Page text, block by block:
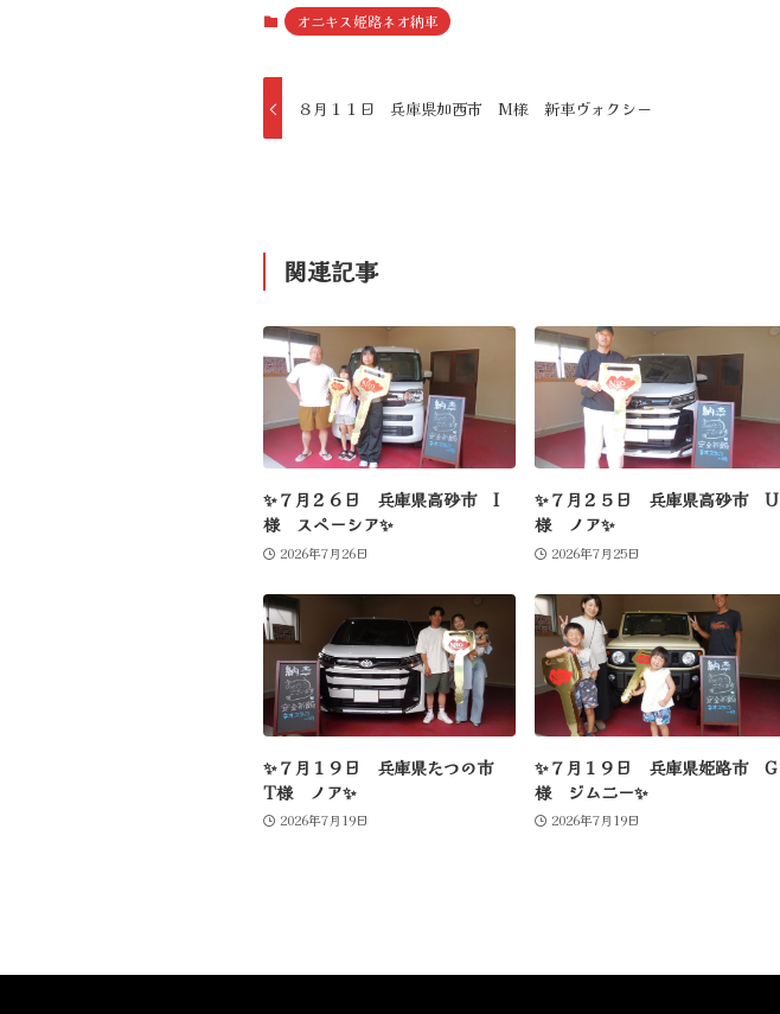
オニキス姫路ネオ納車
８月１１日 兵庫県加西市 M様 新車ヴォクシー
関連記事
✨７月２６日 兵庫県高砂市 I
様 スペーシア✨
2026年7月26日
✨７月２５日 兵庫県高砂市 U
様 ノア✨
2026年7月25日
✨７月１９日 兵庫県たつの市
T様 ノア✨
2026年7月19日
✨７月１９日 兵庫県姫路市 G
様 ジムニー✨
2026年7月19日